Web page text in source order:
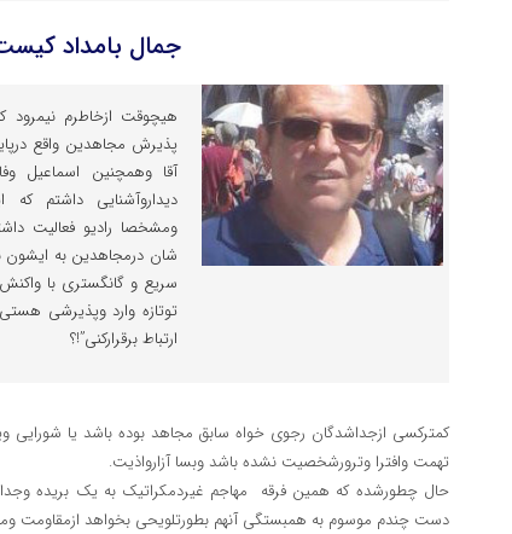
جمال بامداد
پذیرش مجاهدین واقع
آقا وهمچنین اسماعیل
دیداروآشنایی داشتم
ومشخصا رادیو فعالیت
شان درمجاهدین به
سریع و گانگستری با
توتازه وارد وپذیرشی
ارتباط برقرارکنی”!؟
کمترکسی ازجداشدگان رجوی خواه سابق مجاهد بوده باشد یا شورایی
تهمت وافترا وترورشخصیت نشده باشد وبسا آزارواذیت.
حال چطورشده که همین فرقه مهاجم غیردمکراتیک به یک بریده
دست چندم موسوم به همبستگی آنهم بطورتلویحی بخواهد ازمقاومت